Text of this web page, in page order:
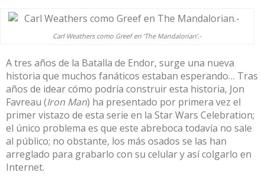
Carl Weathers como Greef en ‘The Mandalorian’.-
A tres años de la Batalla de Endor, surge una nueva
historia que muchos fanáticos estaban esperando… Tras
años de idear cómo podría construir esta historia, Jon
Favreau (Iron Man) ha presentado por primera vez el
primer vistazo de esta serie en la Star Wars Celebration;
el único problema es que este abreboca todavía no sale
al público; no obstante, los más osados se las han
arreglado para grabarlo con su celular y así colgarlo en
Internet.